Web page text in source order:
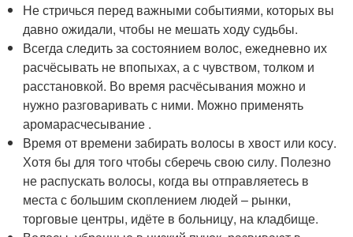
Не стричься перед важными событиями, которых вы
давно ожидали, чтобы не мешать ходу судьбы.
Всегда следить за состоянием волос, ежедневно их
расчёсывать не впопыхах, а с чувством, толком и
расстановкой. Во время расчёсывания можно и
нужно разговаривать с ними. Можно применять
аромарасчесывание .
Время от времени забирать волосы в хвост или косу.
Хотя бы для того чтобы сберечь свою силу. Полезно
не распускать волосы, когда вы отправляетесь в
места с большим скоплением людей – рынки,
торговые центры, идёте в больницу, на кладбище.